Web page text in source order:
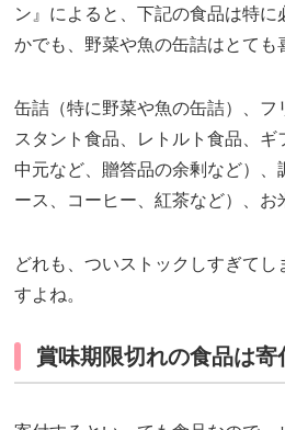
ン』によると、下記の食品は特
かでも、野菜や魚の缶詰はとても
缶詰（特に野菜や魚の缶詰）、フ
スタント食品、レトルト食品、
中元など、贈答品の余剰など）、
ース、コーヒー、紅茶など）、お
どれも、ついストックしすぎて
すよね。
賞味期限切れの食品は寄